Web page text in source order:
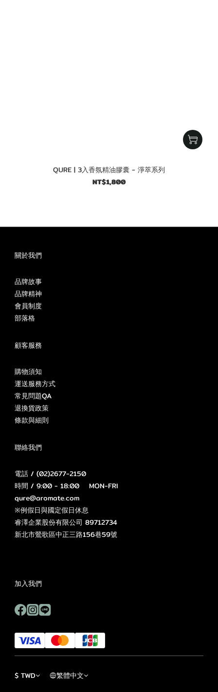
QURE | 3入香氛精油膠囊 - 淨萃系列
NT$1,800
關於我們
品牌故事
品牌精神
會員制度
部落格
顧客服務
購物須知
運送服務方式
常見問題QA
退換貨政策
條款與細則
聯絡我們
電話 / (02)2677-2150
時間 / 9:00 - 18:00 MON-FRI
qure@aromate.com
※例假日與國定假日休息
睿澤企業股份有限公司 89712734
新北市鶯歌區中正三路156巷59號
加入我們
$ TWD 繁體中文